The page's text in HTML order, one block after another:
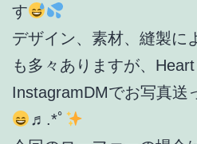
す
デザイン、素材、縫製に
も多々ありますが、
InstagramDMでお写真送
♬.*ﾟ